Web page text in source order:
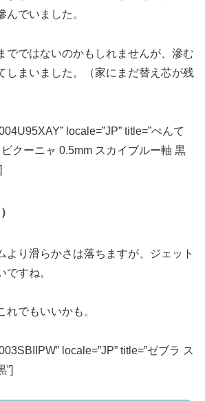
んでいました。
でではないのかもしれませんが、滲む
しまいました。（家にまだ替え芯が残
locale=”JP” title=”ぺんて
クーニャ 0.5mm スカイブルー軸 黒
より滑らかさは落ちますが、ジェット
ですね。
れでもいいかも。
locale=”JP” title=”ゼブラ ス
”]